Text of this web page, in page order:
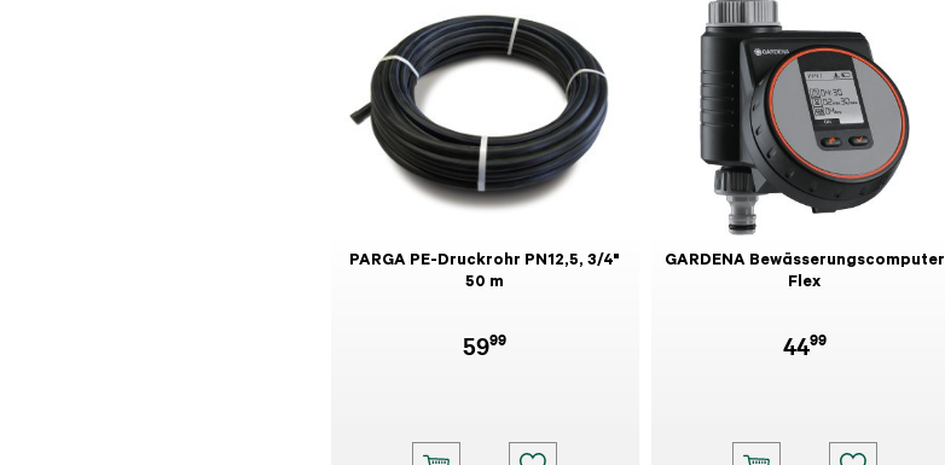
PARGA PE-Druckrohr PN12,5, 3/4"
50 m
5999
GARDENA Bewässerungscomputer
Flex
4499